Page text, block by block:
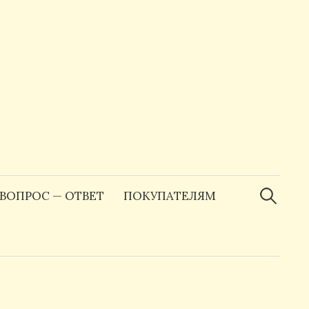
ВОПРОС — ОТВЕТ ПОКУПАТЕЛЯМ Найти: